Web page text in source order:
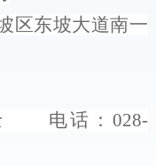
区东坡大道南一
士 电话 ：028-